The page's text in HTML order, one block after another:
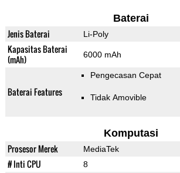
Baterai
Jenis Baterai Li-Poly
Kapasitas Baterai
(mAh)
6000 mAh
Baterai Features
Pengecasan Cepat
Tidak Amovible
Komputasi
Prosesor Merek MediaTek
# Inti CPU 8